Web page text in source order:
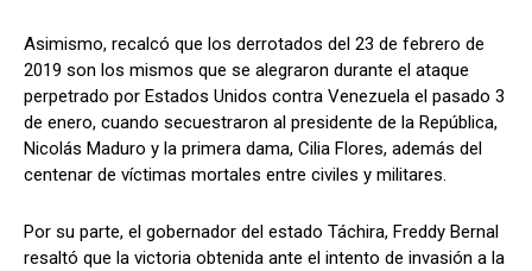
Asimismo, recalcó que los derrotados del 23 de febrero de
2019 son los mismos que se alegraron durante el ataque
perpetrado por Estados Unidos contra Venezuela el pasado 3
de enero, cuando secuestraron al presidente de la República,
Nicolás Maduro y la primera dama, Cilia Flores, además del
centenar de víctimas mortales entre civiles y militares.
Por su parte, el gobernador del estado Táchira, Freddy Bernal
resaltó que la victoria obtenida ante el intento de invasión a la